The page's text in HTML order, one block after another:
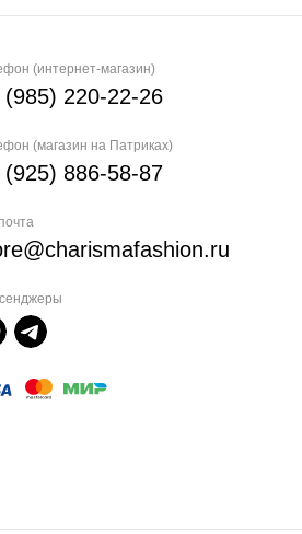
(интернет-магазин)
(985) 220-22-26
(магазин на Патриках)
(925) 886-58-87